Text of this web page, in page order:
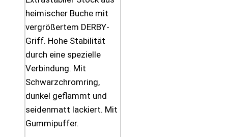
heimischer Buche mit
vergrößertem DERBY-
Griff. Hohe Stabilität
durch eine spezielle
Verbindung. Mit
Schwarzchromring,
dunkel geflammt und
seidenmatt lackiert. Mit
Gummipuffer.